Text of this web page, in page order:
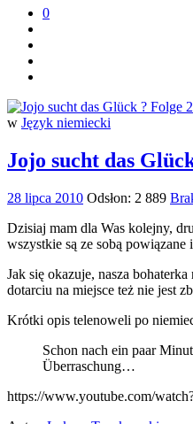
0
w Język niemiecki
Jojo sucht das
28 lipca 2010 Odsłon: 2 889
Dzisiaj mam dla Was kolejny,
wszystkie są ze sobą
Jak się okazuje, nasza
dotarciu na miejsce też nie jest
Krótki opis telenoweli po
Schon nach ein paar
Überraschung…
https://www.youtube.com/